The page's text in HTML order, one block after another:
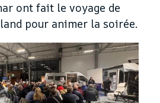
ont fait le voyage de
pour animer la soirée.